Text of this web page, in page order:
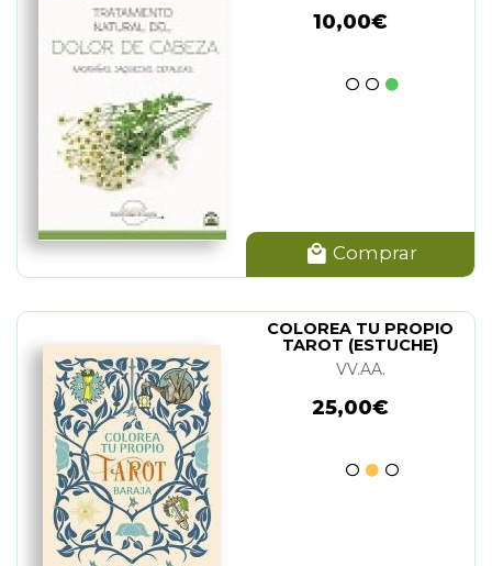
10,00€
Comprar
COLOREA TU PROPIO
TAROT (ESTUCHE)
VV.AA.
25,00€